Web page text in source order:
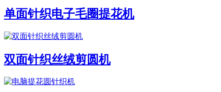
单面针织电子毛圈提花机
双面针织丝绒剪圆机